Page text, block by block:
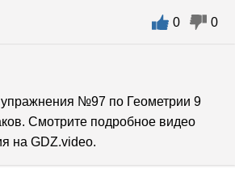
0 0
№97 по Геометрии 9
Смотрите подробное видео
на GDZ.video.
Геометрия 9 класс Казаков № 94
6 лет назад, 463 просмотра